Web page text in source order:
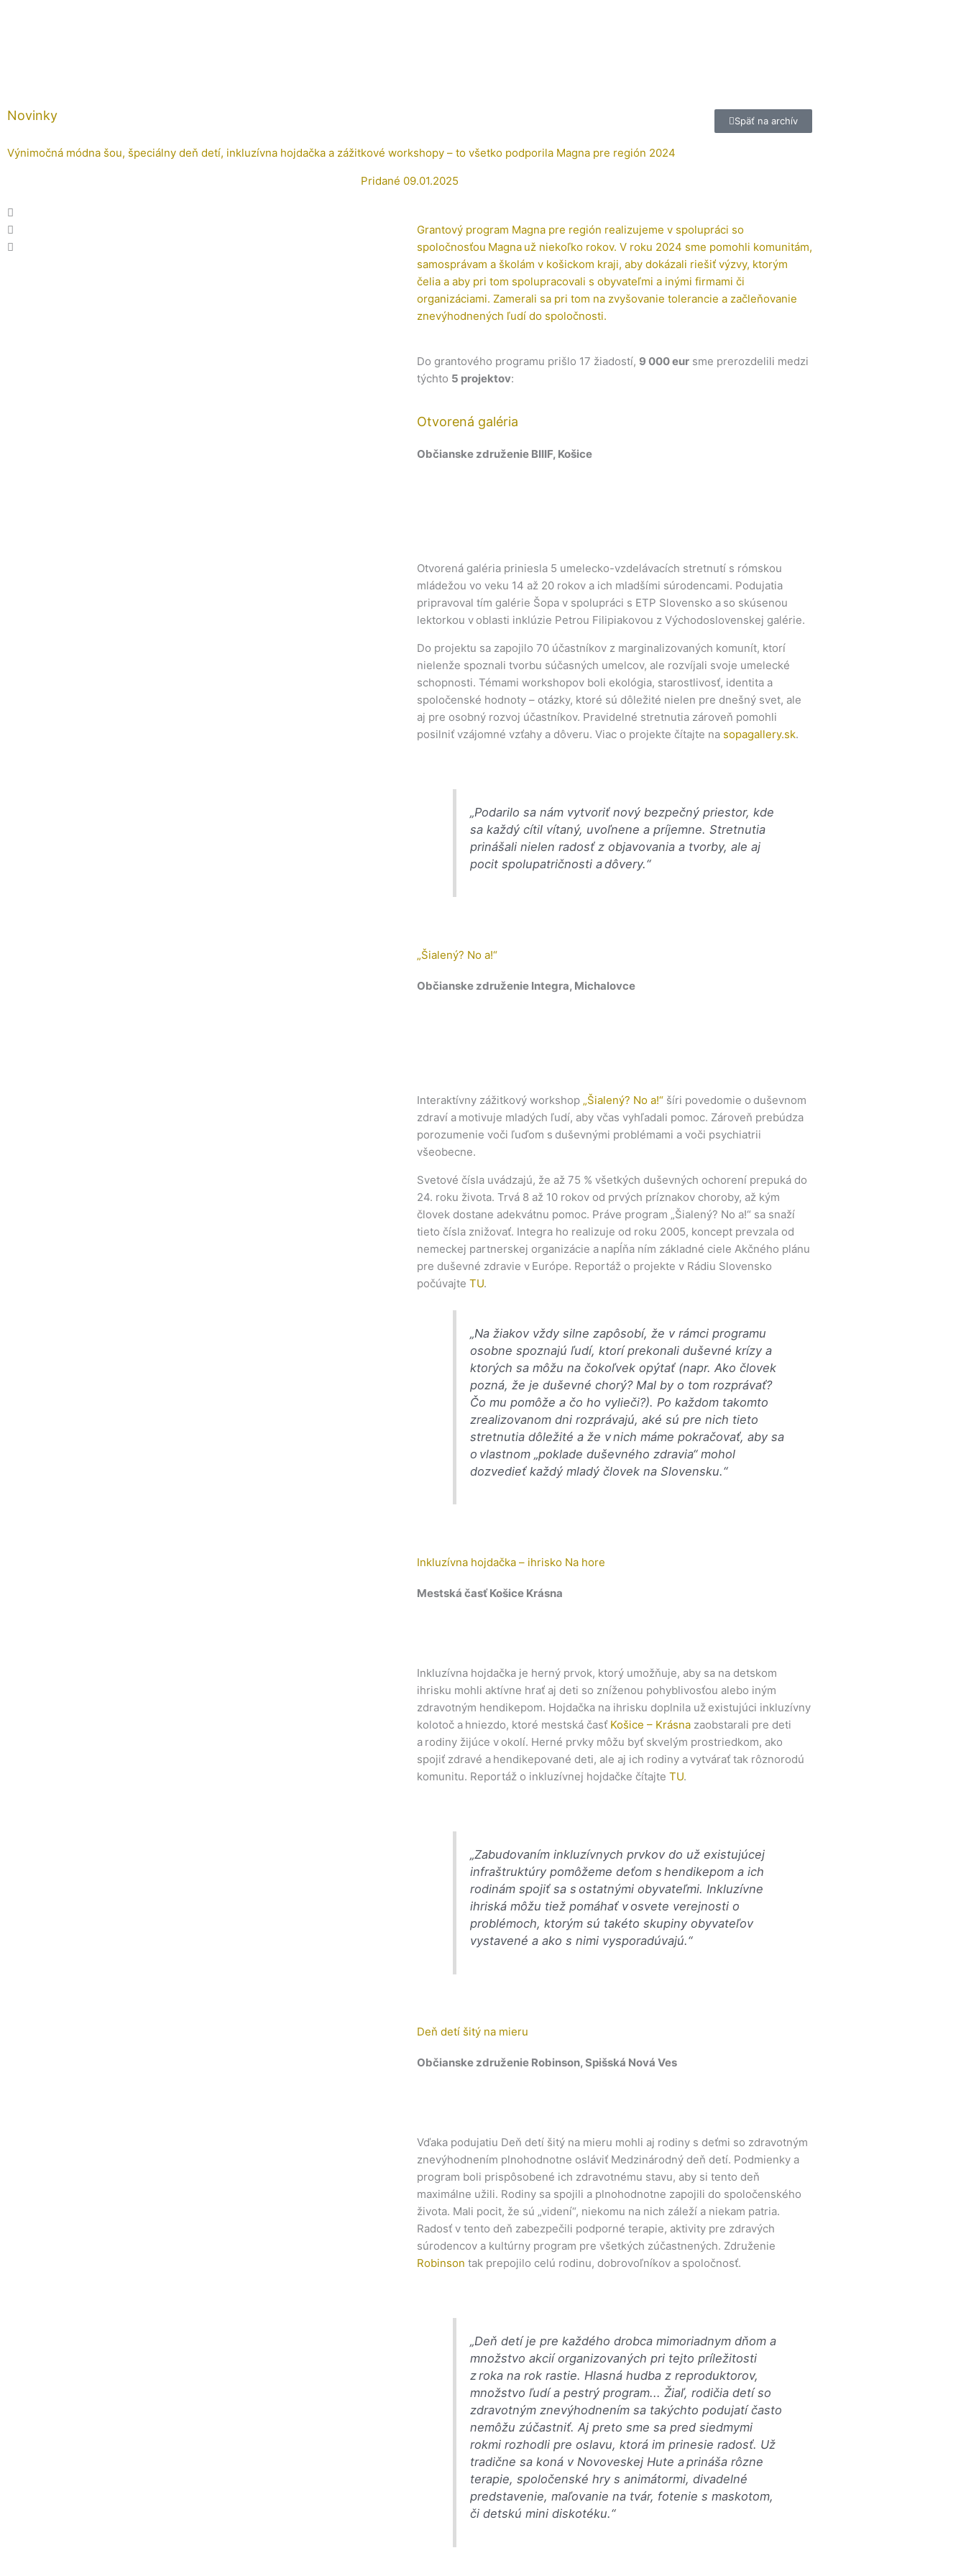
Novinky Späť na archív
Výnimočná módna šou, špeciálny deň detí, inkluzívna hojdačka a zážitkové workshopy – to všetko podporila Magna pre región 2024
Pridané 09.01.2025
Grantový program Magna pre región realizujeme v spolupráci so
spoločnosťou Magna už niekoľko rokov. V roku 2024 sme pomohli komunitám,
samosprávam a školám v košickom kraji, aby dokázali riešiť výzvy, ktorým
čelia a aby pri tom spolupracovali s obyvateľmi a inými firmami či
organizáciami. Zamerali sa pri tom na zvyšovanie tolerancie a začleňovanie
znevýhodnených ľudí do spoločnosti.
Do grantového programu prišlo 17 žiadostí, 9 000 eur sme prerozdelili medzi
týchto 5 projektov:
Otvorená galéria
Občianske združenie BIIIF, Košice
Otvorená galéria priniesla 5 umelecko-vzdelávacích stretnutí s rómskou
mládežou vo veku 14 až 20 rokov a ich mladšími súrodencami. Podujatia
pripravoval tím galérie Šopa v spolupráci s ETP Slovensko a so skúsenou
lektorkou v oblasti inklúzie Petrou Filipiakovou z Východoslovenskej galérie.
Do projektu sa zapojilo 70 účastníkov z marginalizovaných komunít, ktorí
nielenže spoznali tvorbu súčasných umelcov, ale rozvíjali svoje umelecké
schopnosti. Témami workshopov boli ekológia, starostlivosť, identita a
spoločenské hodnoty – otázky, ktoré sú dôležité nielen pre dnešný svet, ale
aj pre osobný rozvoj účastníkov. Pravidelné stretnutia zároveň pomohli
posilniť vzájomné vzťahy a dôveru. Viac o projekte čítajte na sopagallery.sk.
„Podarilo sa nám vytvoriť nový bezpečný priestor, kde
sa každý cítil vítaný, uvoľnene a príjemne. Stretnutia
prinášali nielen radosť z objavovania a tvorby, ale aj
pocit spolupatričnosti a dôvery.“
„Šialený? No a!“
Občianske združenie Integra, Michalovce
Interaktívny zážitkový workshop „Šialený? No a!“ šíri povedomie o duševnom
zdraví a motivuje mladých ľudí, aby včas vyhľadali pomoc. Zároveň prebúdza
porozumenie voči ľuďom s duševnými problémami a voči psychiatrii
všeobecne.
Svetové čísla uvádzajú, že až 75 % všetkých duševných ochorení prepuká do
24. roku života. Trvá 8 až 10 rokov od prvých príznakov choroby, až kým
človek dostane adekvátnu pomoc. Práve program „Šialený? No a!“ sa snaží
tieto čísla znižovať. Integra ho realizuje od roku 2005, koncept prevzala od
nemeckej partnerskej organizácie a napĺňa ním základné ciele Akčného plánu
pre duševné zdravie v Európe. Reportáž o projekte v Rádiu Slovensko
počúvajte TU.
„Na žiakov vždy silne zapôsobí, že v rámci programu
osobne spoznajú ľudí, ktorí prekonali duševné krízy a
ktorých sa môžu na čokoľvek opýtať (napr. Ako človek
pozná, že je duševné chorý? Mal by o tom rozprávať?
Čo mu pomôže a čo ho vylieči?). Po každom takomto
zrealizovanom dni rozprávajú, aké sú pre nich tieto
stretnutia dôležité a že v nich máme pokračovať, aby sa
o vlastnom „poklade duševného zdravia“ mohol
dozvedieť každý mladý človek na Slovensku.“
Inkluzívna hojdačka – ihrisko Na hore
Mestská časť Košice Krásna
Inkluzívna hojdačka je herný prvok, ktorý umožňuje, aby sa na detskom
ihrisku mohli aktívne hrať aj deti so zníženou pohyblivosťou alebo iným
zdravotným hendikepom. Hojdačka na ihrisku doplnila už existujúci inkluzívny
kolotoč a hniezdo, ktoré mestská časť Košice – Krásna zaobstarali pre deti
a rodiny žijúce v okolí. Herné prvky môžu byť skvelým prostriedkom, ako
spojiť zdravé a hendikepované deti, ale aj ich rodiny a vytvárať tak rôznorodú
komunitu. Reportáž o inkluzívnej hojdačke čítajte TU.
„Zabudovaním inkluzívnych prvkov do už existujúcej
infraštruktúry pomôžeme deťom s hendikepom a ich
rodinám spojiť sa s ostatnými obyvateľmi. Inkluzívne
ihriská môžu tiež pomáhať v osvete verejnosti o
problémoch, ktorým sú takéto skupiny obyvateľov
vystavené a ako s nimi vysporadúvajú.“
Deň detí šitý na mieru
Občianske združenie Robinson, Spišská Nová Ves
Vďaka podujatiu Deň detí šitý na mieru mohli aj rodiny s deťmi so zdravotným
znevýhodnením plnohodnotne osláviť Medzinárodný deň detí. Podmienky a
program boli prispôsobené ich zdravotnému stavu, aby si tento deň
maximálne užili. Rodiny sa spojili a plnohodnotne zapojili do spoločenského
života. Mali pocit, že sú „videní“, niekomu na nich záleží a niekam patria.
Radosť v tento deň zabezpečili podporné terapie, aktivity pre zdravých
súrodencov a kultúrny program pre všetkých zúčastnených. Združenie
Robinson tak prepojilo celú rodinu, dobrovoľníkov a spoločnosť.
„Deň detí je pre každého drobca mimoriadnym dňom a
množstvo akcií organizovaných pri tejto príležitosti
z roka na rok rastie. Hlasná hudba z reproduktorov,
množstvo ľudí a pestrý program... Žiaľ, rodičia detí so
zdravotným znevýhodnením sa takýchto podujatí často
nemôžu zúčastniť. Aj preto sme sa pred siedmymi
rokmi rozhodli pre oslavu, ktorá im prinesie radosť. Už
tradične sa koná v Novoveskej Hute a prináša rôzne
terapie, spoločenské hry s animátormi, divadelné
predstavenie, maľovanie na tvár, fotenie s maskotom,
či detskú mini diskotéku.“